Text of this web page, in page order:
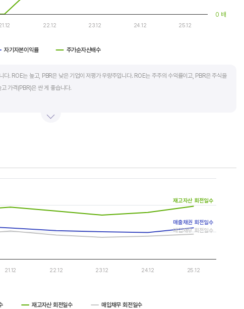
자기자본이익률 주가순자산배수
22.12 23.12 24.12 25.12
0 배
. ROE는 높고, PBR은 낮은 기업이 저평가 우량주입니다. ROE는 주주의 수익률이고, PBR은 주식을
가격(PBR)은 싼 게 좋습니다.
로 계산합니다. PBR은 주가순자산배수라고 하며 (시가총액/자본총계)로 계산합니다. 동종 산업 내
and values.
재고자산 회전일수 매입채무 회전일수
21.12 22.12 23.12 24.12 25.12
매출채권 회전일수
재고자산 회전일수
매입채무 회전일수